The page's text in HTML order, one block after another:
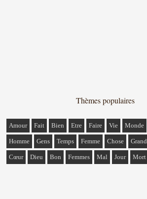
Thèmes populaires
Amour Fait Bien Etre Faire Vie Monde
Homme Gens Temps Femme Chose Grand
Cœur Dieu Bon Femmes Mal Jour Mort